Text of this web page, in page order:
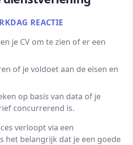
REACTIE
je CV om te zien of er een
of je voldoet aan de eisen en
op basis van data of je
concurrerend is.
verloopt via een
het belangrijk dat je een goede